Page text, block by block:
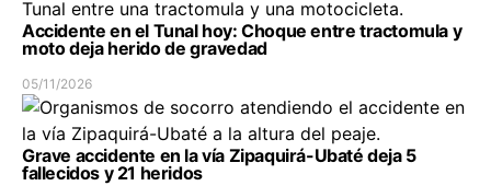
Accidente en el Tunal hoy: Choque entre tractomula y
moto deja herido de gravedad
05/11/2026
Grave accidente en la vía Zipaquirá-Ubaté deja 5
fallecidos y 21 heridos